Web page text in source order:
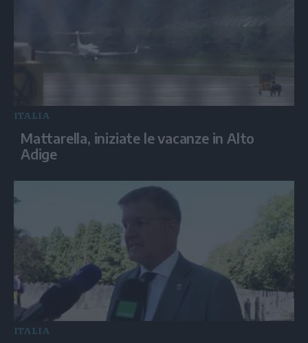
ITALIA
Mattarella, iniziate le vacanze in Alto
Adige
ITALIA